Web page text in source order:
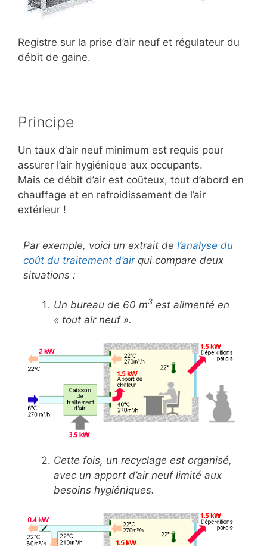
Registre sur la prise d’air neuf et régulateur du
débit de gaine.
Principe
Un taux d’air neuf minimum est requis pour
assurer l’air hygiénique aux occupants.
Mais ce débit d’air est coûteux, tout d’abord en
chauffage et en refroidissement de l’air
extérieur !
Par exemple, voici un extrait de l’analyse du
coût du traitement d’airqui compare deux
situations :
Un bureau de 60 m3 est alimenté en
« tout air neuf ».
Cette fois, un recyclage est organisé,
avec un apport d’air neuf limité aux
besoins hygiéniques.